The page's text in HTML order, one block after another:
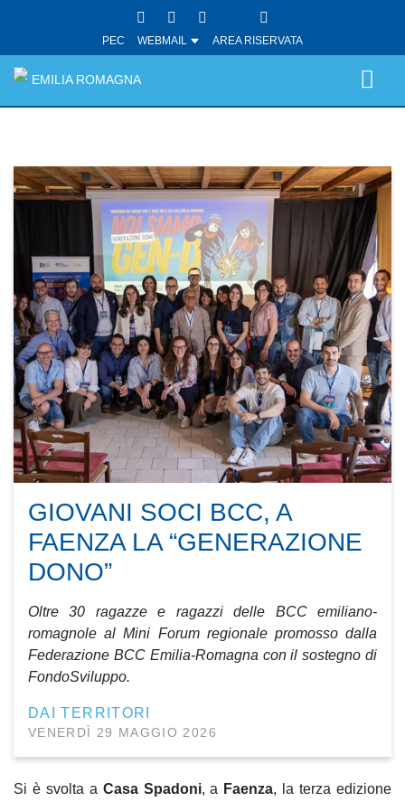
PEC WEBMAIL AREA RISERVATA
EMILIA ROMAGNA
GIOVANI SOCI BCC, A
FAENZA LA “GENERAZIONE
DONO”
Oltre 30 ragazze e ragazzi delle BCC emiliano-
romagnole al Mini Forum regionale promosso dalla
Federazione BCC Emilia-Romagna con il sostegno di
FondoSviluppo.
DAI TERRITORI
VENERDÌ 29 MAGGIO 2026
Si è svolta a Casa Spadoni, a Faenza, la terza edizione